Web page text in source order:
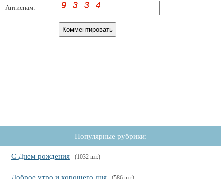
Антиспам:
Популярные рубрики:
С Днем рождения (1032 шт.)